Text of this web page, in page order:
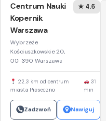
Centrum Nauki
Kopernik
Warszawa
Wybrzeże
Kościuszkowskie 20,
00-390 Warszawa
★ 4.6
22.3 km od centrum
miasta Piaseczno
31
min
Zadzwoń Nawiguj